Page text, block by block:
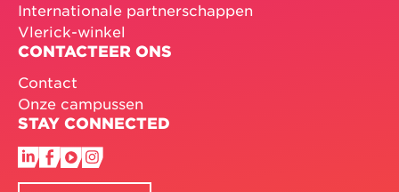
Internationale partnerschappen
Vlerick-winkel
CONTACTEER ONS
Contact
Onze campussen
STAY CONNECTED